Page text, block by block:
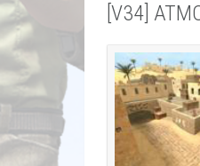
[V34]